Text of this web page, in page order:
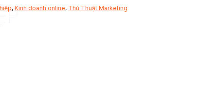
, Kinh doanh online, Thủ Thuật Marketing